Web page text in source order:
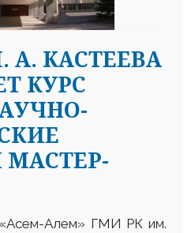
А. КАСТЕЕВА
КУРС
МАСТЕР-
Алем» ГМИ РК им.